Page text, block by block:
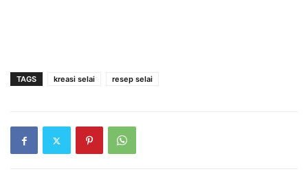
TAGS kreasi selai resep selai